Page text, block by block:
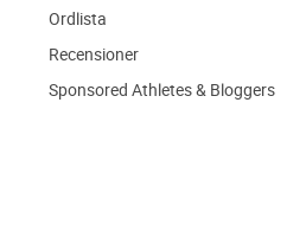
Ordlista
Recensioner
Sponsored Athletes & Bloggers